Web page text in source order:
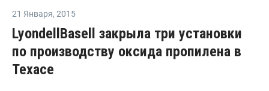
21 Января, 2015
LyondellBasell закрыла три установки
по производству оксида пропилена в
Техасе